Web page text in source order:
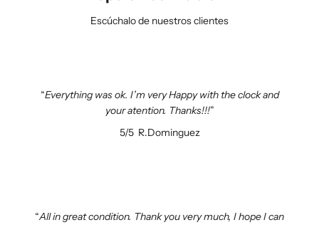
Escúchalo de nuestros clientes
Everything was ok. I’m very Happy with the clock and
your atention. Thanks!!!
5/5R.Dominguez
All in great condition. Thank you very much, I hope I can